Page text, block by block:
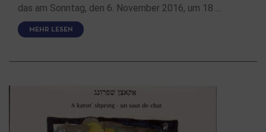
das am Sonntag, den 6. November 2016, um 18 …
MEHR LESEN